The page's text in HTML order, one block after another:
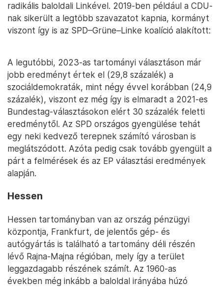
radikális baloldali Linkével. 2019-ben például a CDU-
nak sikerült a legtöbb szavazatot kapnia, kormányt
viszont így is az SPD–Grüne–Linke koalíció alakított:
A legutóbbi, 2023-as tartományi választáson már
jobb eredményt értek el (29,8 százalék) a
szociáldemokraták, mint négy évvel korábban (24,9
százalék), viszont ez még így is elmaradt a 2021-es
Bundestag-választásokon elért 30 százalék feletti
eredménytől. Az SPD országos gyengülése tehát
egy neki kedvező terepnek számító városban is
meglátszódott. Azóta pedig csak tovább gyengült a
párt a felmérések és az EP választási eredmények
alapján.
Hessen
Hessen tartományban van az ország pénzügyi
központja, Frankfurt, de jelentős gép- és
autógyártás is található a tartomány déli részén
lévő Rajna-Majna régióban, mely így a terület
leggazdagabb részének számít. Az 1960-as
években még inkább a baloldal irányába húzó